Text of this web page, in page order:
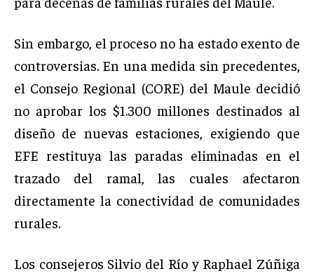
Sin embargo, el proceso no ha estado exento de
controversias. En una medida sin precedentes,
el Consejo Regional (CORE) del Maule decidió
no aprobar los $1.300 millones destinados al
diseño de nuevas estaciones, exigiendo que
EFE restituya las paradas eliminadas en el
trazado del ramal, las cuales afectaron
directamente la conectividad de comunidades
rurales.
Los consejeros Silvio del Río y Raphael Zúñiga